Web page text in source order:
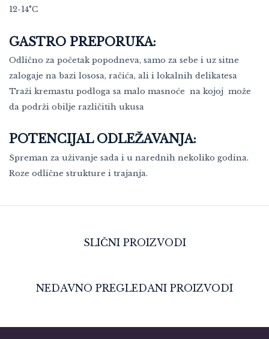
12-14°C
GASTRO PREPORUKA:
Odlično za početak popodneva, samo za sebe i uz sitne
zalogaje na bazi lososa, račića, ali i lokalnih delikatesa
Traži kremastu podloga sa malo masnoće na kojoj može
da podrži obilje različitih ukusa
POTENCIJAL ODLEŽAVANJA:
Spreman za uživanje sada i u narednih nekoliko godina.
Roze odlične strukture i trajanja.
SLIČNI PROIZVODI
NEDAVNO PREGLEDANI PROIZVODI